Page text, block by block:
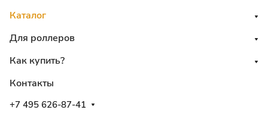
Каталог
Для роллеров
Как купить?
Контакты
+7 495 626-87-41